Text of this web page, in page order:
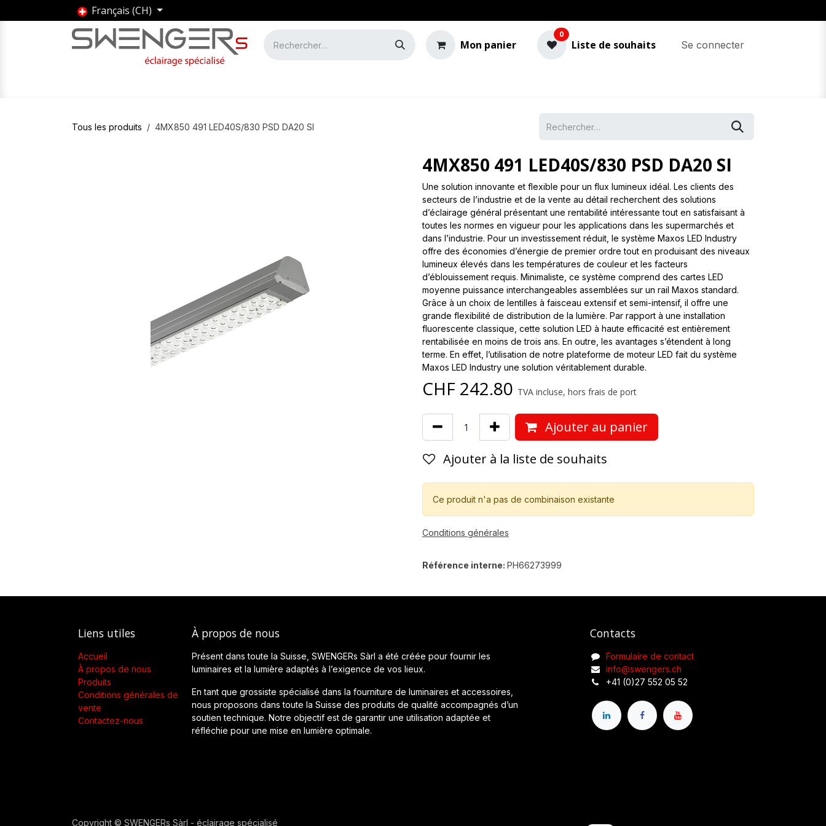
Se rendre au contenu
Français (CH)
Mon panier
0
Liste de souhaits Se connecter
Tous les produits 4MX850 491 LED40S/830 PSD DA20 SI
4MX850 491 LED40S/830 PSD DA20 SI
Une solution innovante et flexible pour un flux lumineux idéal. Les clients des
secteurs de l’industrie et de la vente au détail recherchent des solutions
d’éclairage général présentant une rentabilité intéressante tout en satisfaisant à
toutes les normes en vigueur pour les applications dans les supermarchés et
dans l’industrie. Pour un investissement réduit, le système Maxos LED Industry
offre des économies d’énergie de premier ordre tout en produisant des niveaux
lumineux élevés dans les températures de couleur et les facteurs
d’éblouissement requis. Minimaliste, ce système comprend des cartes LED
moyenne puissance interchangeables assemblées sur un rail Maxos standard.
Grâce à un choix de lentilles à faisceau extensif et semi-intensif, il offre une
grande flexibilité de distribution de la lumière. Par rapport à une installation
fluorescente classique, cette solution LED à haute efficacité est entièrement
rentabilisée en moins de trois ans. En outre, les avantages s’étendent à long
terme. En effet, l’utilisation de notre plateforme de moteur LED fait du système
Maxos LED Industry une solution véritablement durable.
CHF 242.80 TVA incluse, hors frais de port
Ajouter au panier
Ajouter à la liste de souhaits
Ce produit n'a pas de combinaison existante
Conditions générales
Référence interne: PH66273999
Contacts
Formulaire de contact
info@swengers.ch
+41 (0)27 552 05 52
Liens utiles
Accueil
À propos de nous
Produits
Conditions générales de
vente
Contactez-nous
À propos de nous
Présent dans toute la Suisse, SWENGERs Sàrl a été créée pour fournir les
luminaires et la lumière adaptés à l’exigence de vos lieux.
En tant que grossiste spécialisé dans la fourniture de luminaires et accessoires,
nous proposons dans toute la Suisse des produits de qualité accompagnés d’un
soutien technique. Notre objectif est de garantir une utilisation adaptée et
réfléchie pour une mise en lumière optimale.
Copyright © SWENGERs Sàrl - éclairage spécialisé